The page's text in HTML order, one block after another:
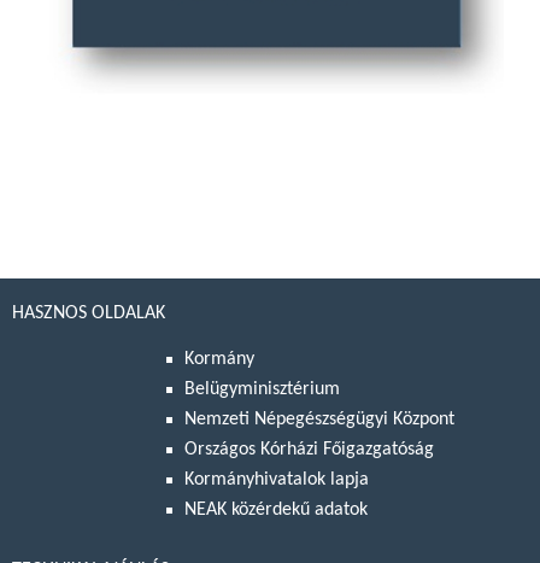
HASZNOS OLDALAK
Kormány
Belügyminisztérium
Nemzeti Népegészségügyi Központ
Országos Kórházi Főigazgatóság
Kormányhivatalok lapja
NEAK közérdekű adatok